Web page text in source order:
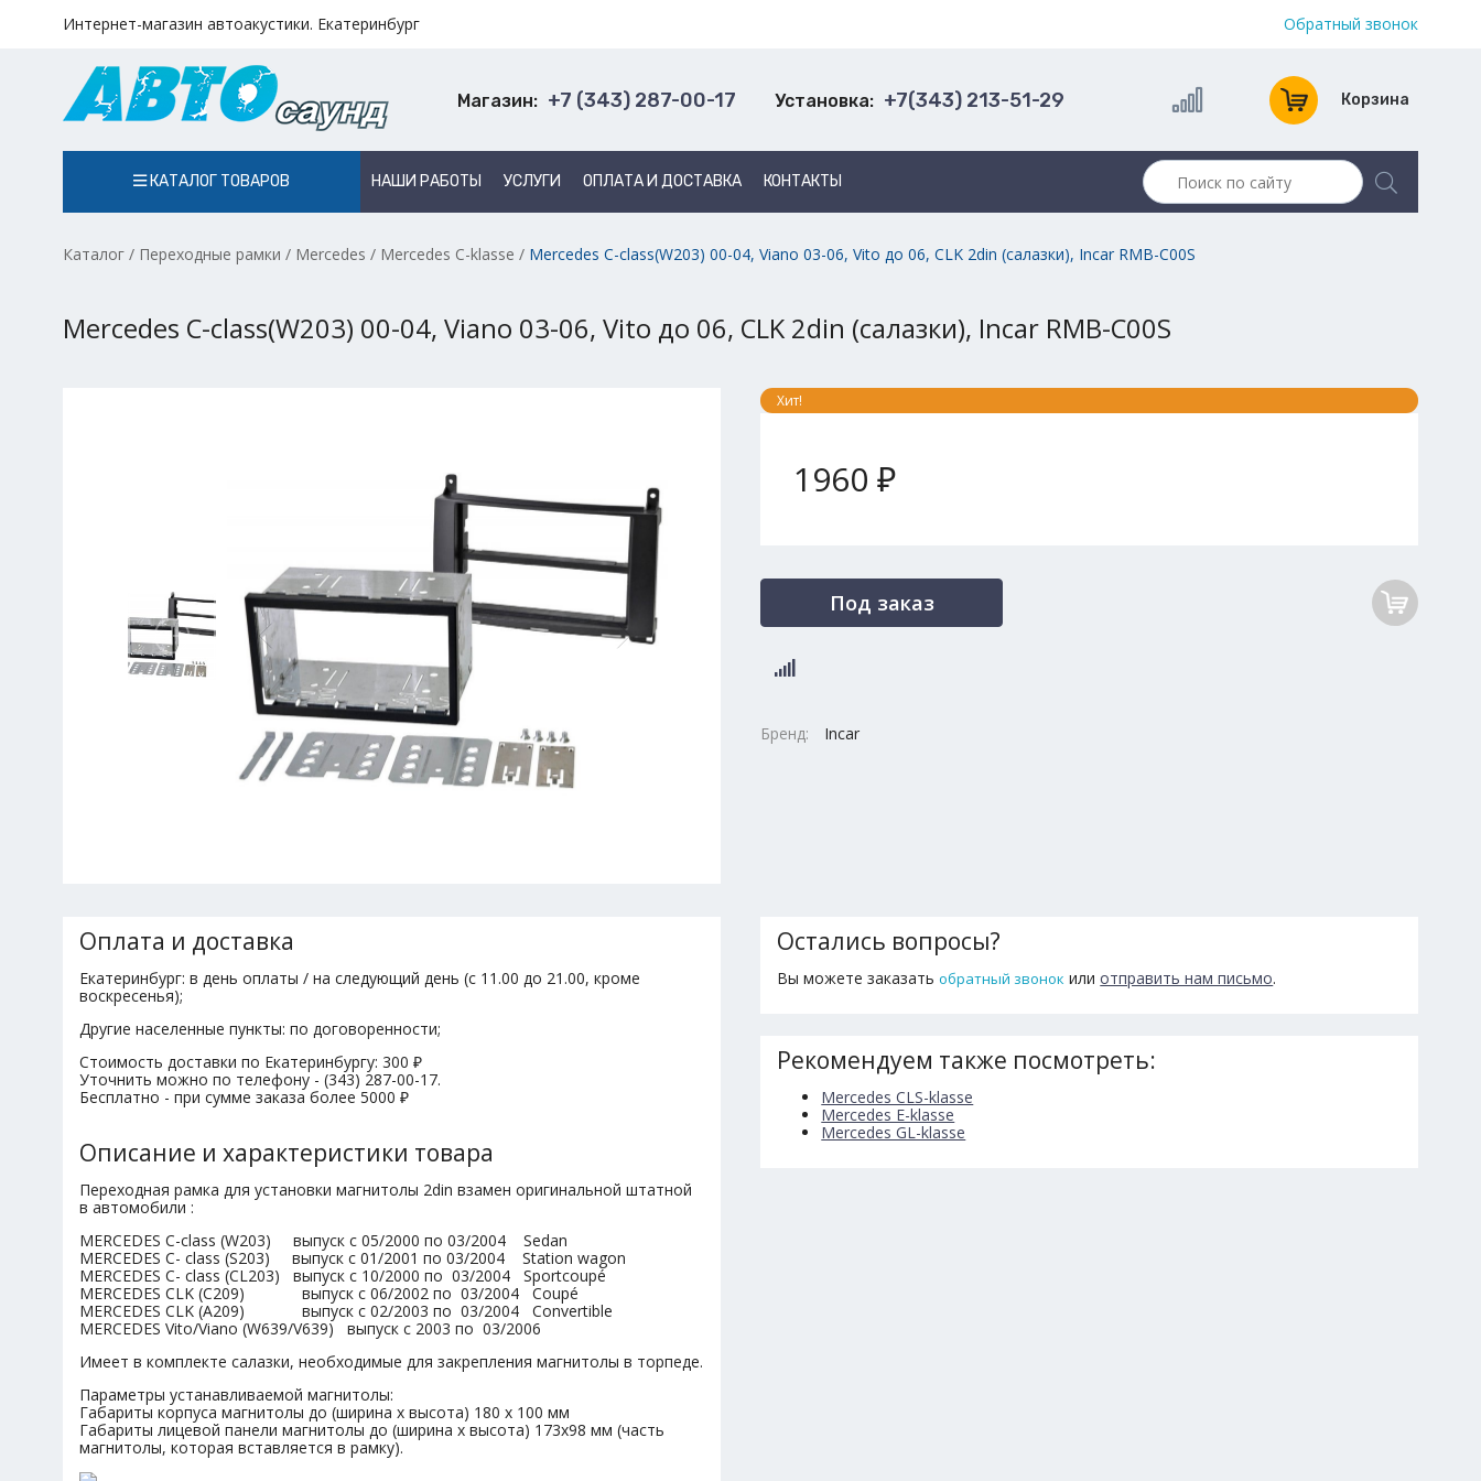
Интернет-магазин автоакустики. Екатеринбург Обратный звонок
Магазин: +7 (343) 287-00-17 Установка: +7(343) 213-51-29 Корзина
КАТАЛОГ ТОВАРОВ НАШИ РАБОТЫ УСЛУГИ ОПЛАТА И ДОСТАВКА КОНТАКТЫ
Каталог / Переходные рамки / Mercedes / Mercedes C-klasse / Mercedes C-class(W203) 00-04, Viano 03-06, Vito до 06, CLK 2din (салазки), Incar RMB-C00S
Mercedes C-class(W203) 00-04, Viano 03-06, Vito до 06, CLK 2din (салазки), Incar RMB-C00S
Хит!
1960 ₽
Под заказ
Бренд: Incar
Оплата и доставка
Екатеринбург: в день оплаты / на следующий день (с 11.00 до 21.00, кроме
воскресенья);
Другие населенные пункты: по договоренности;
Стоимость доставки по Екатеринбургу: 300 ₽
Уточнить можно по телефону - (343) 287-00-17.
Бесплатно - при сумме заказа более 5000 ₽
Описание и характеристики товара
Переходная рамка для установки магнитолы 2din взамен оригинальной штатной
в автомобили :
MERCEDES C-class (W203) выпуск с 05/2000 по 03/2004 Sedan
MERCEDES C- class (S203) выпуск с 01/2001 по 03/2004 Station wagon
MERCEDES C- class (CL203) выпуск с 10/2000 по 03/2004 Sportcoupé
MERCEDES CLK (C209) выпуск с 06/2002 по 03/2004 Coupé
MERCEDES CLK (A209) выпуск с 02/2003 по 03/2004 Convertible
MERCEDES Vito/Viano (W639/V639) выпуск с 2003 по 03/2006
Имеет в комплекте салазки, необходимые для закрепления магнитолы в торпеде.
Параметры устанавливаемой магнитолы:
Габариты корпуса магнитолы до (ширина х высота) 180 х 100 мм
Габариты лицевой панели магнитолы до (ширина х высота) 173х98 мм (часть
магнитолы, которая вставляется в рамку).
Остались вопросы?
Вы можете заказатьобратный звонок илиотправить нам письмо.
Рекомендуем также посмотреть:
Mercedes CLS-klasse
Mercedes E-klasse
Mercedes GL-klasse